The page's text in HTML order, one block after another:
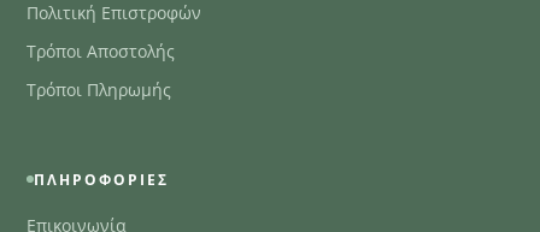
Πολιτική Επιστροφών
Τρόποι Αποστολής
Τρόποι Πληρωμής
ΠΛΗΡΟΦΟΡΊΕΣ
Επικοινωνία